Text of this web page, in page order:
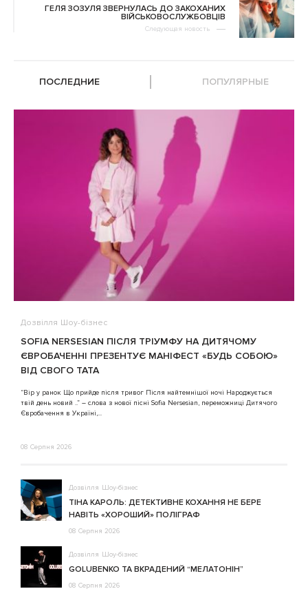
ГЕЛЯ ЗОЗУЛЯ ЗВЕРНУЛАСЬ ДО ЗАКОХАНИХ
ВІЙСЬКОВОСЛУЖБОВЦІВ
Следующая новость
ПОСЛЕДНИЕ ПОПУЛЯРНЫЕ
Дозвілля Шоу-бізнес
SOFIA NERSESIAN ПІСЛЯ ТРІУМФУ НА ДИТЯЧОМУ
ЄВРОБАЧЕННІ ПРЕЗЕНТУЄ МАНІФЕСТ «БУДЬ СОБОЮ»
ВІД СВОГО ТАТА
“Вір у ранок Що прийде після тривог Після найтемнішої ночі Народжується
твій день новий ..” – слова з нової пісні Sofia Nersesian, переможниці Дитячого
Євробачення в Україні,...
08 Серпня 2026
Дозвілля Шоу-бізнес
ТІНА КАРОЛЬ: ДЕТЕКТИВНЕ КОХАННЯ НЕ БЕРЕ
НАВІТЬ «ХОРОШИЙ» ПОЛІГРАФ
08 Серпня 2026
Дозвілля Шоу-бізнес
GOLUBENKO ТА ВКРАДЕНИЙ “МЕЛАТОНІН”
08 Серпня 2026